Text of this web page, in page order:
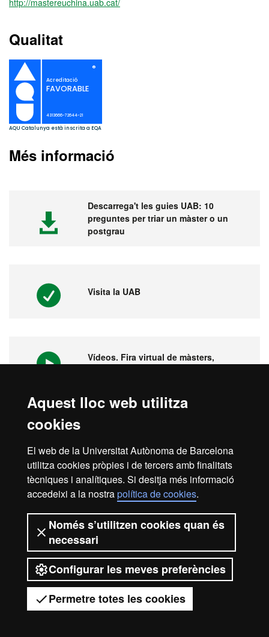
Aquest lloc web utilitza
cookies
El web de la Universitat Autònoma de Barcelona
utilitza cookies pròpies i de tercers amb finalitats
tècniques i analítiques. Si desitja més informació
accedeixi a la nostrapolítica de cookies.
Només s’utilitzen cookies quan és
necessari
Configurar les meves preferències
Permetre totes les cookies
Tens dubtes?
http://mastereuchina.uab.cat/
Qualitat
Més informació
Descarrega't les guies UAB: 10
preguntes per triar un màster o un
postgrau
Visita la UAB
Vídeos. Fira virtual de màsters,
Avís legal Protecció de dades
Sobre el web
Accessibilitat web
2026 Universitat Autònoma de
Barcelona